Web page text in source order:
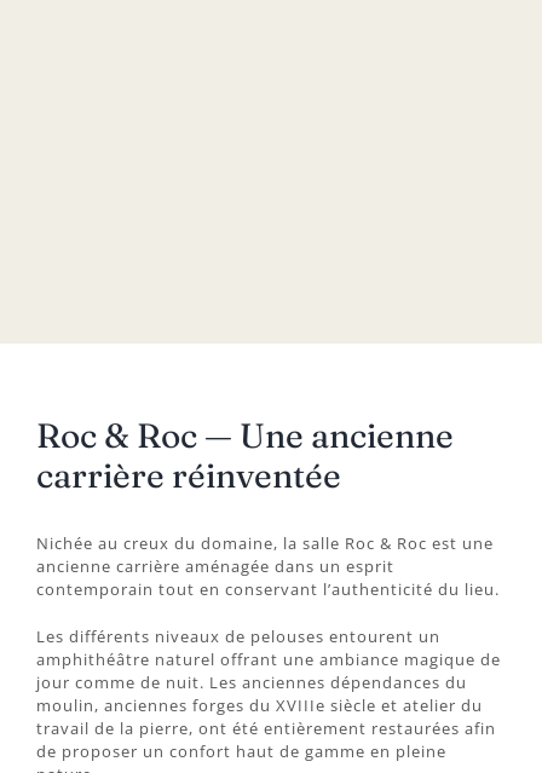
Roc & Roc — Une ancienne
carrière réinventée
Nichée au creux du domaine, la salle Roc & Roc est une
ancienne carrière aménagée dans un esprit
contemporain tout en conservant l’authenticité du lieu.
Les différents niveaux de pelouses entourent un
amphithéâtre naturel offrant une ambiance magique de
jour comme de nuit. Les anciennes dépendances du
moulin, anciennes forges du XVIIIe siècle et atelier du
travail de la pierre, ont été entièrement restaurées afin
de proposer un confort haut de gamme en pleine